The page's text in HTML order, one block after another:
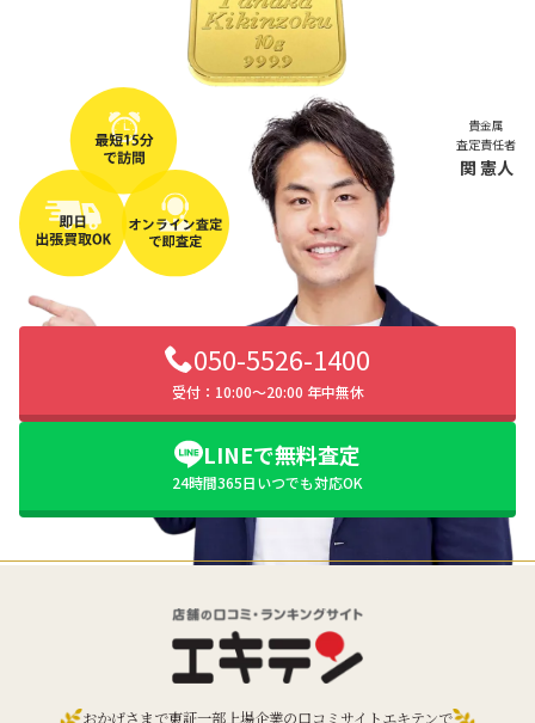
貴金属
査定責任者
関 憲人
050-5526-1400
受付：10:00〜20:00 年中無休
LINEで無料査定
24時間365日いつでも対応OK
おかげさまで東証一部上場企業の口コミサイトエキテンで